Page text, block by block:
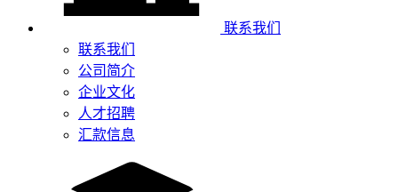
联系我们
联系我们
公司简介
企业文化
人才招聘
汇款信息